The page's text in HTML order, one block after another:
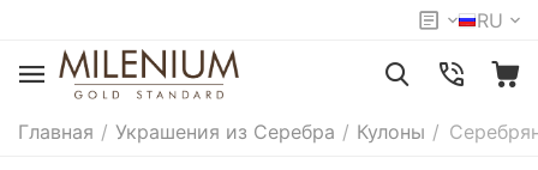
RU
Главная / Украшения из Серебра / Кулоны /